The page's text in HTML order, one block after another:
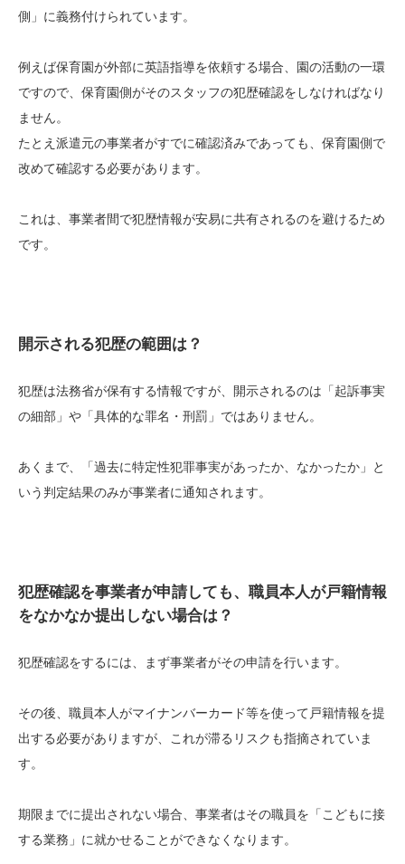
側」に義務付けられています。
例えば保育園が外部に英語指導を依頼する場合、園の活動の一環
ですので、保育園側がそのスタッフの犯歴確認をしなければなり
ません。
たとえ派遣元の事業者がすでに確認済みであっても、保育園側で
改めて確認する必要があります。
これは、事業者間で犯歴情報が安易に共有されるのを避けるため
です。
開示される犯歴の範囲は？
犯歴は法務省が保有する情報ですが、開示されるのは「起訴事実
の細部」や「具体的な罪名・刑罰」ではありません。
あくまで、「過去に特定性犯罪事実があったか、なかったか」と
いう判定結果のみが事業者に通知されます。
犯歴確認を事業者が申請しても、職員本人が戸籍情報
をなかなか提出しない場合は？
犯歴確認をするには、まず事業者がその申請を行います。
その後、職員本人がマイナンバーカード等を使って戸籍情報を提
出する必要がありますが、これが滞るリスクも指摘されていま
す。
期限までに提出されない場合、事業者はその職員を「こどもに接
する業務」に就かせることができなくなります。